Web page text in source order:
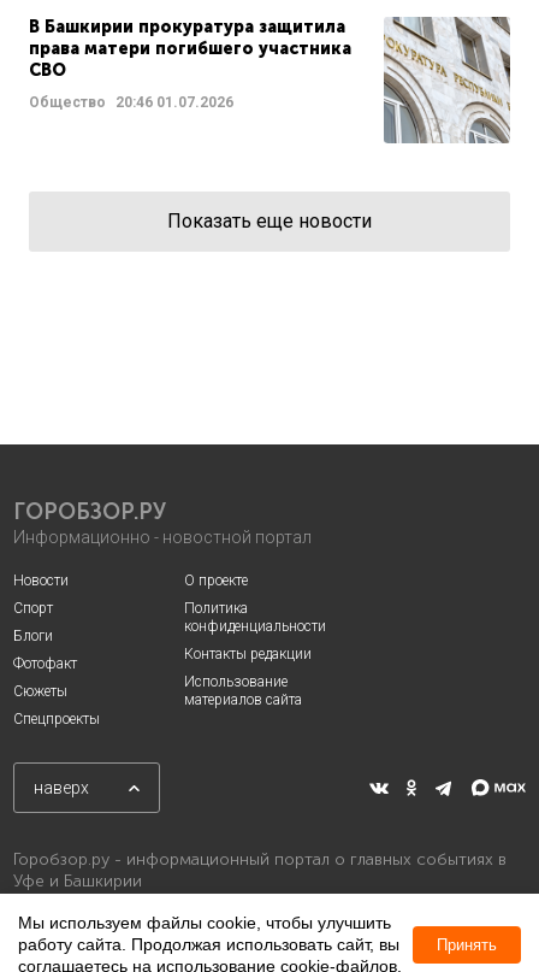
В Башкирии прокуратура защитила
права матери погибшего участника
СВО
Общество 20:46 01.07.2026
Показать еще новости
ГОРОБЗОР.РУ
Информационно - новостной портал
Новости
Спорт
Блоги
Фотофакт
Сюжеты
Спецпроекты
О проекте
Политика
конфиденциальности
Контакты редакции
Использование
материалов сайта
наверх
Горобзор.ру - информационный портал о главных событиях в
Уфе и Башкирии
Мы используем файлы cookie, чтобы улучшить
работу сайта. Продолжая использовать сайт, вы
соглашаетесь на использование cookie-файлов.
Принять